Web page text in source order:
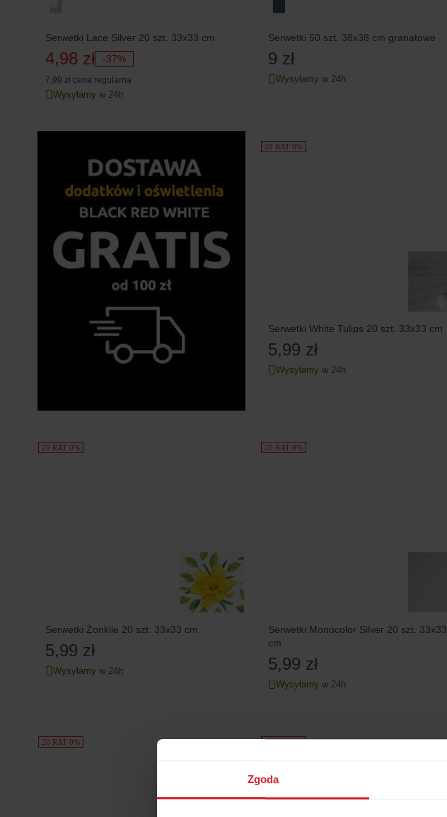
Zgoda
Serwetki Lace Silver 20 szt. 33x33 cm
4,98 zł -37%
7,99 zł cena regularna
Wysyłamy w 24h
Serwetki 50 szt. 38x38 cm granatowe
9 zł
Wysyłamy w 24h
20 RAT 0%
Serwetki White Tulips 20 szt. 33x33 cm
5,99 zł
Wysyłamy w 24h
20 RAT 0%
Serwetki Żonkile 20 szt. 33x33 cm
5,99 zł
Wysyłamy w 24h
20 RAT 0%
Serwetki Monocolor Silver 20 szt. 33x33
cm
5,99 zł
Wysyłamy w 24h
20 RAT 0% 20 RAT 0%